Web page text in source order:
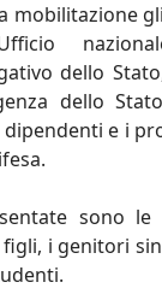
mobilitazione
dello
dello
e i
sono le
i genitori